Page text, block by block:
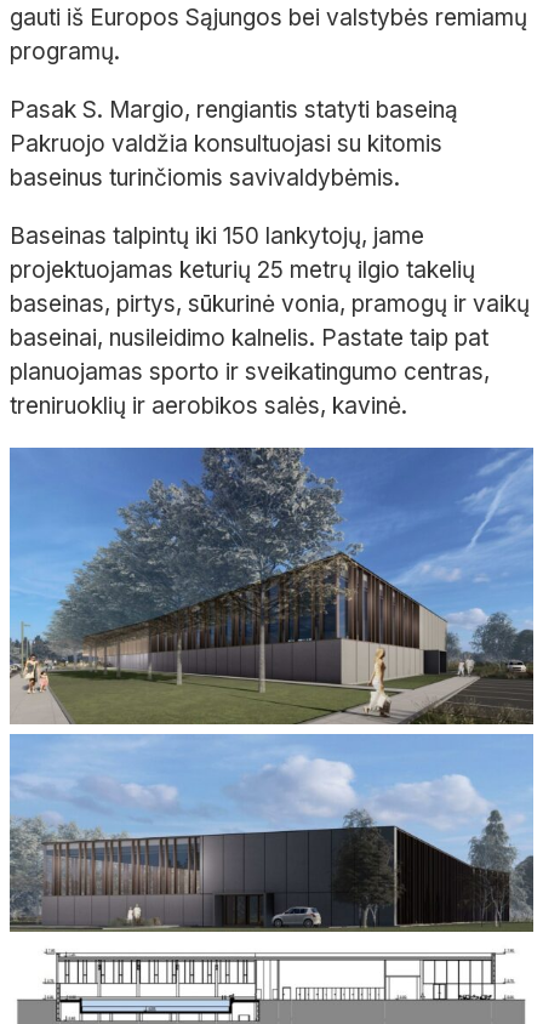
gauti iš Europos Sąjungos bei valstybės remiamų
programų.
Pasak S. Margio, rengiantis statyti baseiną
Pakruojo valdžia konsultuojasi su kitomis
baseinus turinčiomis savivaldybėmis.
Baseinas talpintų iki 150 lankytojų, jame
projektuojamas keturių 25 metrų ilgio takelių
baseinas, pirtys, sūkurinė vonia, pramogų ir vaikų
baseinai, nusileidimo kalnelis. Pastate taip pat
planuojamas sporto ir sveikatingumo centras,
treniruoklių ir aerobikos salės, kavinė.